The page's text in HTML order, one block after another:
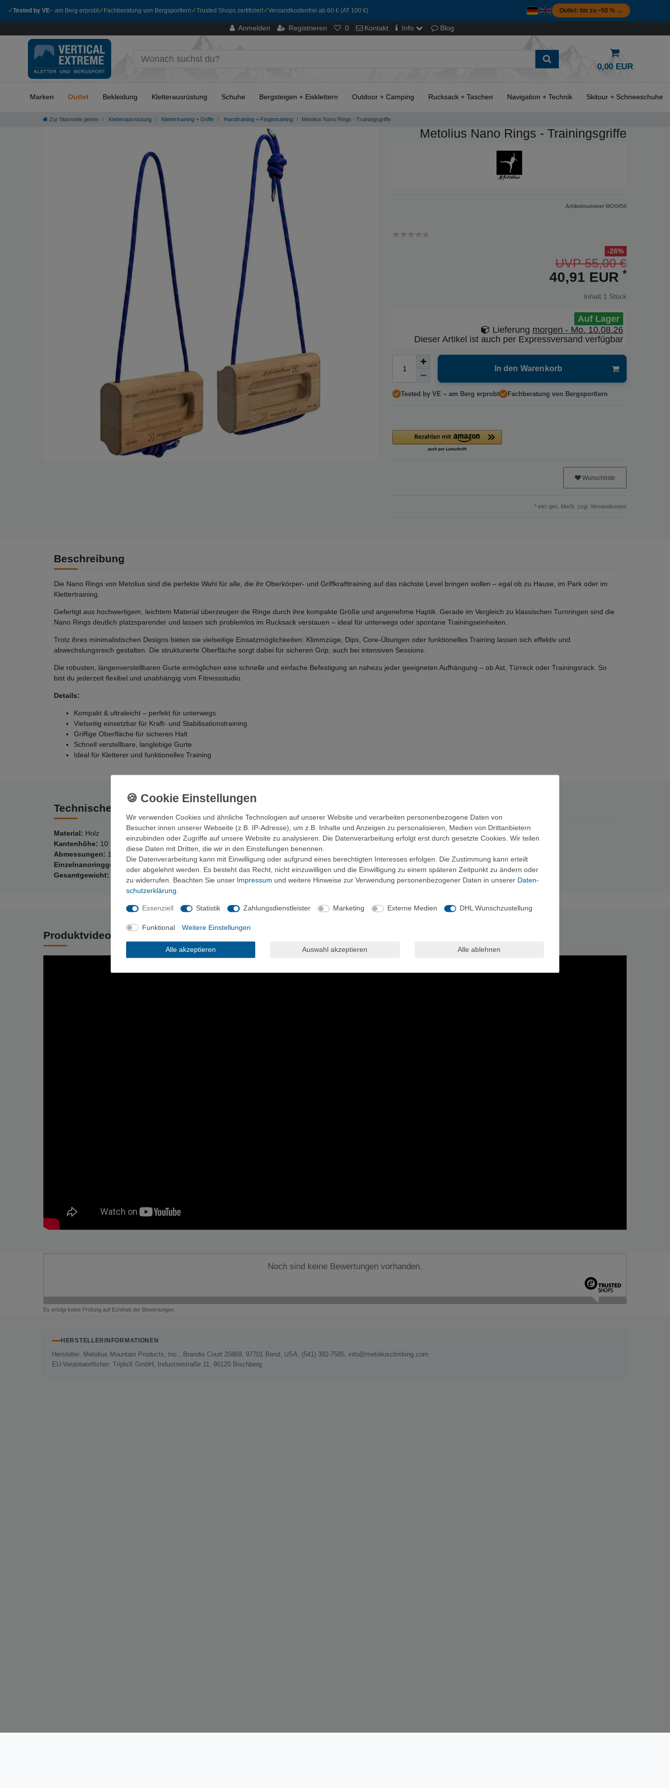
✓Tested by VE– am Berg erprobt✓ Fachberatung von Bergsportlern ✓Trusted Shops zertifiziert✓Versandkostenfrei ab 60 € (AT 100 €) Outlet: bis zu −50 % →
Anmelden Registrieren 0 Kontakt Info Blog
0,00 EUR
Marken Outlet Bekleidung Kletterausrüstung Schuhe Bergsteigen + Eisklettern Outdoor + Camping Rucksack + Taschen Navigation + Technik Skitour + Schneeschuhe
Zur Startseite gehen Kletterausrüstung Klettertraining + Griffe Handtraining + Fingertraining Metolius Nano Rings - Trainingsgriffe
Metolius Nano Rings - Trainingsgriffe
Artikelnummer MO0456
-26%
UVP 55,00 €
40,91 EUR *
Inhalt 1 Stück
Auf Lager
Lieferung morgen - Mo. 10.08.26
Dieser Artikel ist auch per Expressversand verfügbar
In den Warenkorb
Tested by VE – am Berg erprobt Fachberatung von Bergsportlern
Wunschliste
* inkl. ges. MwSt. zzgl. Versandkosten
Beschreibung
Die Nano Rings von Metolius sind die perfekte Wahl für alle, die ihr Oberkörper- und Griffkrafttraining auf das nächste Level bringen wollen – egal ob zu Hause, im Park oder im
Klettertraining.
Gefertigt aus hochwertigem, leichtem Material überzeugen die Ringe durch ihre kompakte Größe und angenehme Haptik. Gerade im Vergleich zu klassischen Turnringen sind die
Nano Rings deutlich platzsparender und lassen sich problemlos im Rucksack verstauen – ideal für unterwegs oder spontane Trainingseinheiten.
Trotz ihres minimalistischen Designs bieten sie vielseitige Einsatzmöglichkeiten: Klimmzüge, Dips, Core-Übungen oder funktionelles Training lassen sich effektiv und
abwechslungsreich gestalten. Die strukturierte Oberfläche sorgt dabei für sicheren Grip, auch bei intensiven Sessions.
Die robusten, längenverstellbaren Gurte ermöglichen eine schnelle und einfache Befestigung an nahezu jeder geeigneten Aufhängung – ob Ast, Türreck oder Trainingsrack. So
bist du jederzeit flexibel und unabhängig vom Fitnessstudio.
Details:
Kompakt & ultraleicht – perfekt für unterwegs
Vielseitig einsetzbar für Kraft- und Stabilisationstraining
Griffige Oberfläche für sicheren Halt
Schnell verstellbare, langlebige Gurte
Ideal für Kletterer und funktionelles Training
Technische Daten
Material: Holz
Kantenhöhe: 10 mm, 15 mm, 20 mm, 25 mm. 40 mm Fingergriff und 40 mm Vollhandgriff
Abmessungen: 135 mm x 80 mm x 40 mm
Einzelnanoringgewicht:
Gesamtgewicht: 440
Produktvideo
Noch sind keine Bewertungen vorhanden.
Es erfolgt keine Prüfung auf Echtheit der Bewertungen.
HERSTELLERINFORMATIONEN
Hersteller: Metolius Mountain Products, Inc., Brandis Court 20469, 97701 Bend, USA, (541) 382-7585, info@metoliusclimbing.com
EU-Verantwortlicher: TripleX GmbH, Industriestraße 11, 96120 Bischberg
Wir verwenden Cookies und ähnliche Technologien auf unserer Website und verarbeiten personenbezogene Daten von
Besucher:innen unserer Webseite (z.B. IP-Adresse), um z.B. Inhalte und Anzeigen zu personalisieren, Medien von Drittanbietern
einzubinden oder Zugriffe auf unsere Website zu analysieren. Die Datenverarbeitung erfolgt erst durch gesetzte Cookies. Wir teilen
diese Daten mit Dritten, die wir in den Einstellungen benennen.
Die Datenverarbeitung kann mit Einwilligung oder aufgrund eines berechtigten Interesses erfolgen. Die Zustimmung kann erteilt
oder abgelehnt werden. Es besteht das Recht, nicht einzuwilligen und die Einwilligung zu einem späteren Zeitpunkt zu ändern oder
zu widerrufen. Beachten Sie unser Impressum und weitere Hinweise zur Verwendung personenbezogener Daten in unserer Daten­
schutz­erklärung.
Essenziell Statistik Zahlungsdienstleister Marketing Externe Medien DHL Wunschzustellung
Funktional Weitere Einstellungen
Alle akzeptieren Auswahl akzeptieren Alle ablehnen